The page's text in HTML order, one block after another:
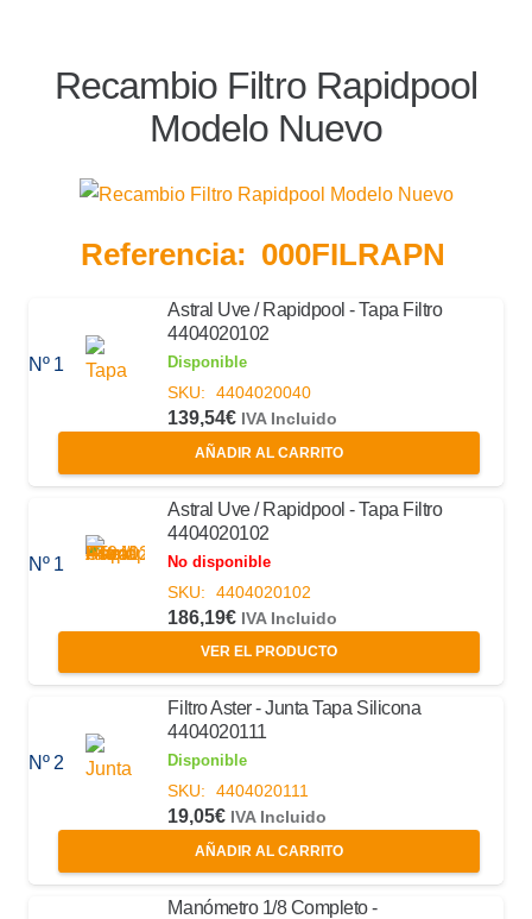
Recambio Filtro Rapidpool
Modelo Nuevo
Referencia: 000FILRAPN
Nº 1
Astral Uve / Rapidpool - Tapa Filtro
4404020102
Disponible
SKU: 4404020040
139,54€ IVA Incluido
AÑADIR AL CARRITO
Nº 1
Astral Uve / Rapidpool - Tapa Filtro
4404020102
No disponible
SKU: 4404020102
186,19€ IVA Incluido
VER EL PRODUCTO
Nº 2
Filtro Aster - Junta Tapa Silicona
4404020111
Disponible
SKU: 4404020111
19,05€ IVA Incluido
AÑADIR AL CARRITO
Manómetro 1/8 Completo -